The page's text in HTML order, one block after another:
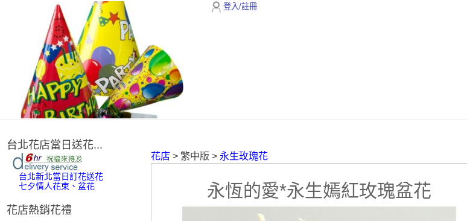
登入/註冊
台北花店當日送花...
台北新北當日訂花送花
七夕情人花束、盆花
花店熱銷花禮
花店 > 繁中版 >永生玫瑰花
永恆的愛*永生嫣紅玫瑰盆花